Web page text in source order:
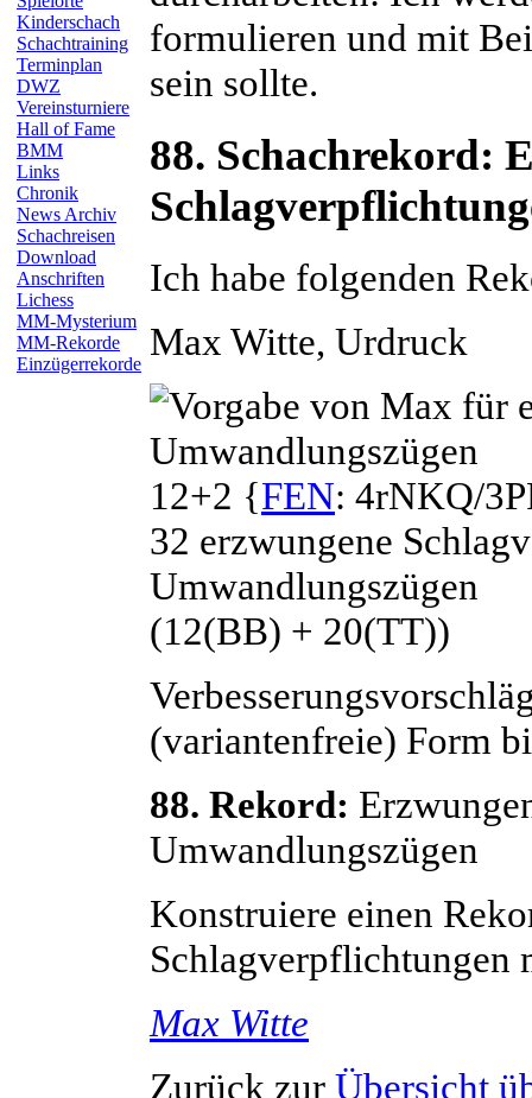
Kinderschach
Schachtraining
Terminplan
DWZ
Vereinsturniere
Hall of Fame
BMM
Links
Chronik
News Archiv
Schachreisen
Download
Anschriften
Lichess
MM-Mysterium
MM-Rekorde
Einzügerrekorde
formulieren und mit
sein sollte.
88. Schachrekord:
Ich habe folgenden
Max Witte, Urdruck
12+2 {FEN: 4rNKQ/
32 erzwungene
Umwandlungszügen
(12(BB) + 20(TT))
(variantenfreie) Form
88. Rekord:
Umwandlungszügen
Konstruiere einen
Schlagverpflichtungen
Max Witte
Zurück zur Übersicht